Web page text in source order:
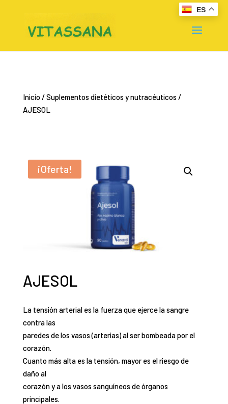
Inicio/Suplementos dietéticos y nutracéuticos /
AJESOL
¡Oferta!
AJESOL
La tensión arterial es la fuerza que ejerce la sangre
contra las
paredes de los vasos (arterias) al ser bombeada por el
corazón.
Cuanto más alta es la tensión, mayor es el riesgo de
daño al
corazón y a los vasos sanguíneos de órganos
principales.
ES